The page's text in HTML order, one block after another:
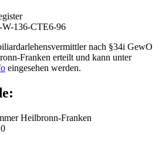
W-136-CTE6-96
nach §34i GewO
Franken erteilt und kann unter
eingesehen werden.
Heilbronn-Franken